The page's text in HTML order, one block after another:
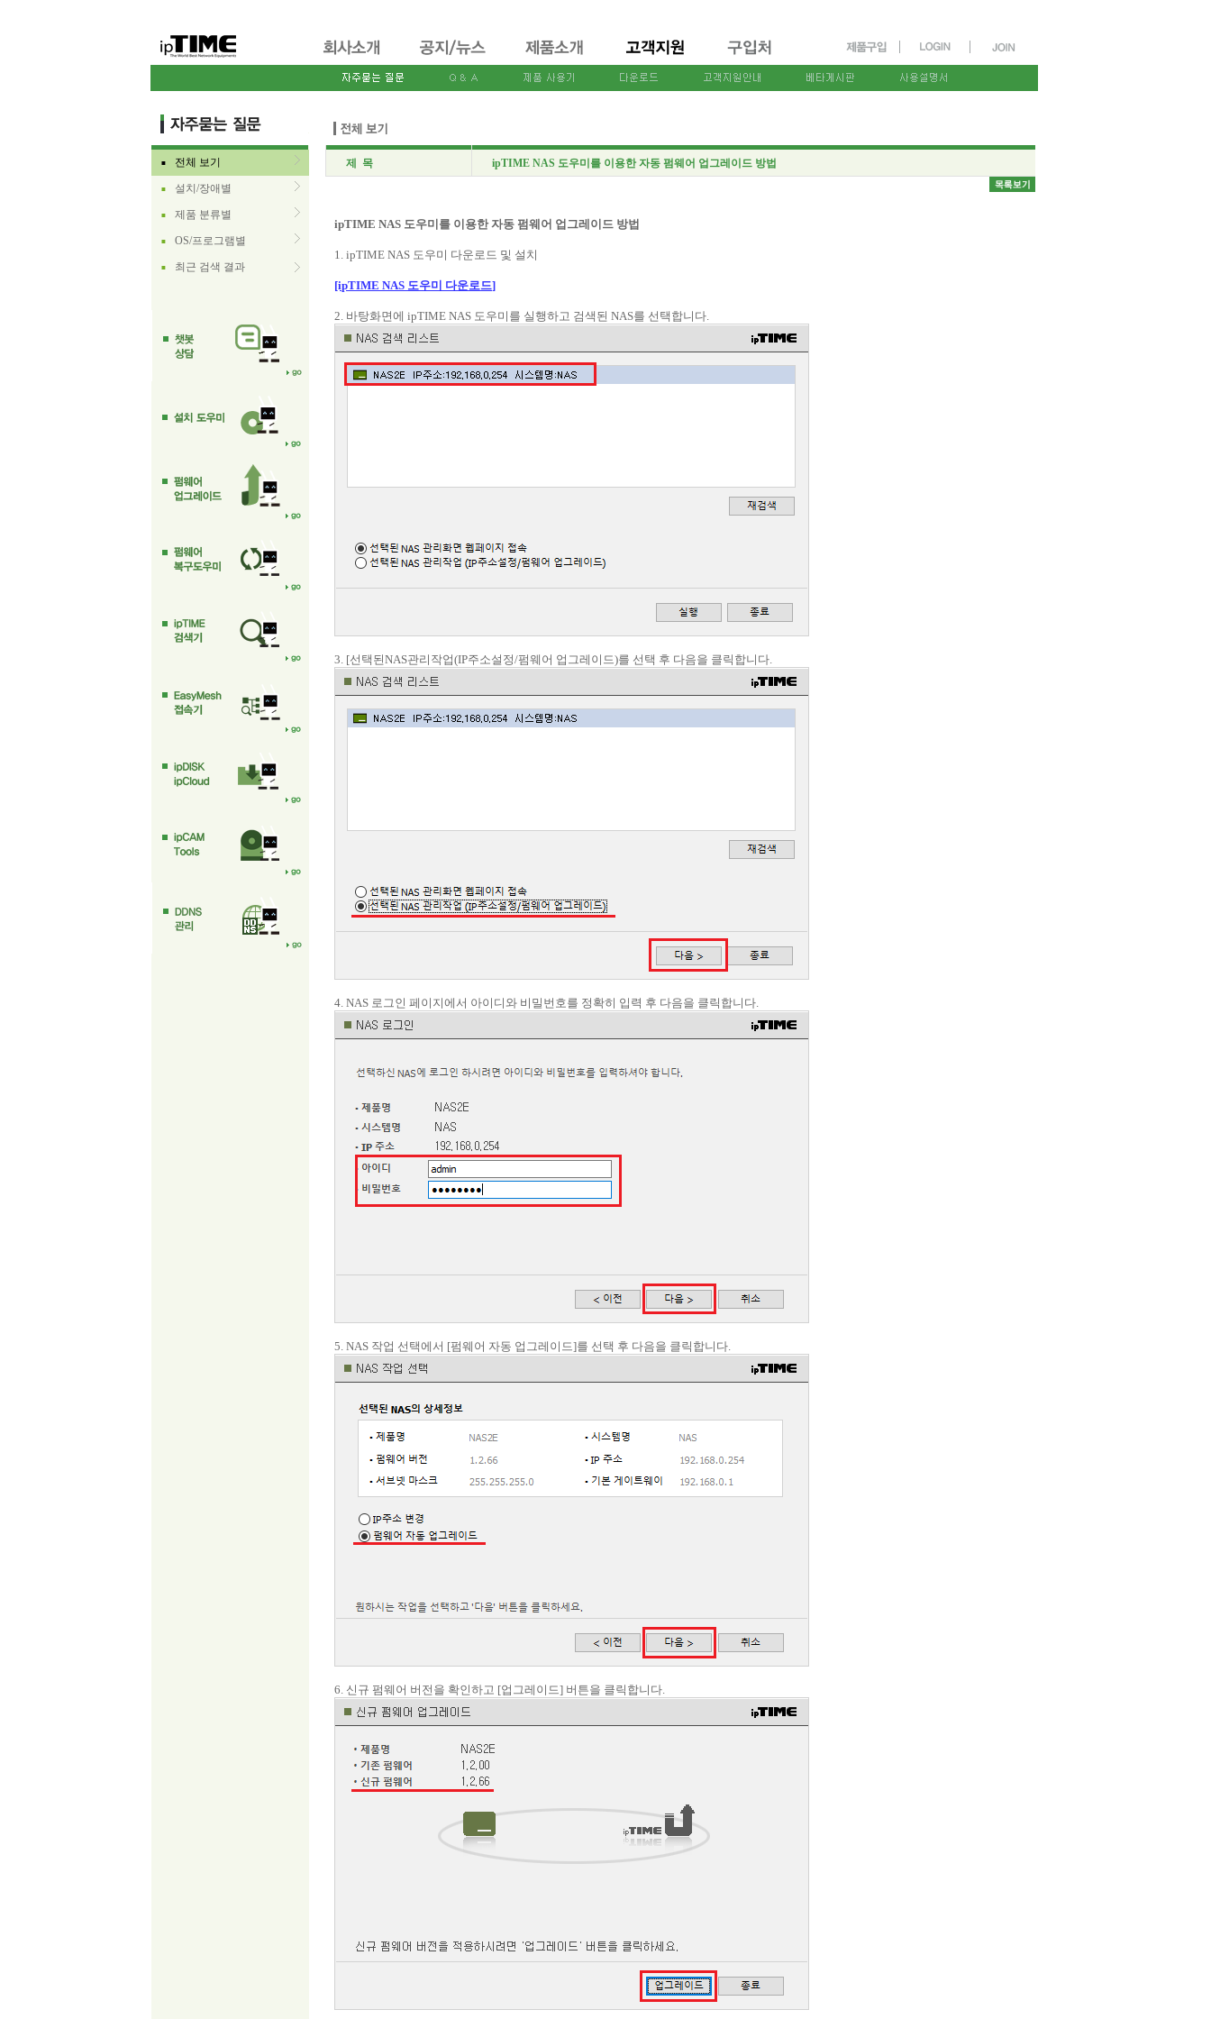
■ 전체 보기
■ 설치/장애별
■ 제품 분류별
■ OS/프로그램별
■ 최근 검색 결과
제 목 ipTIME NAS 도우미를 이용한 자동 펌웨어 업그레이드 방법
ipTIME NAS 도우미를 이용한 자동 펌웨어 업그레이드 방법
1. ipTIME NAS 도우미 다운로드 및 설치
[ipTIME NAS 도우미 다운로드]
2. 바탕화면에 ipTIME NAS 도우미를 실행하고 검색된 NAS를 선택합니다.
3. [선택된NAS관리작업(IP주소설정/펌웨어 업그레이드)를 선택 후 다음을 클릭합니다.
4. NAS 로그인 페이지에서 아이디와 비밀번호를 정확히 입력 후 다음을 클릭합니다.
5. NAS 작업 선택에서 [펌웨어 자동 업그레이드]를 선택 후 다음을 클릭합니다.
6. 신규 펌웨어 버전을 확인하고 [업그레이드] 버튼을 클릭합니다.